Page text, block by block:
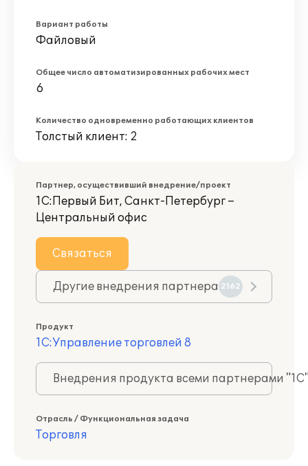
Вариант работы
Файловый
Общее число автоматизированных рабочих мест
6
Количество одновременно работающих клиентов
Толстый клиент: 2
Партнер, осуществивший внедрение/проект
1С:Первый Бит, Санкт-Петербург –
Центральный офис
Связаться
Другие внедрения партнера 2162
Продукт
1С:Управление торговлей 8
Внедрения продукта всеми партнерами
Отрасль / Функциональная задача
Торговля